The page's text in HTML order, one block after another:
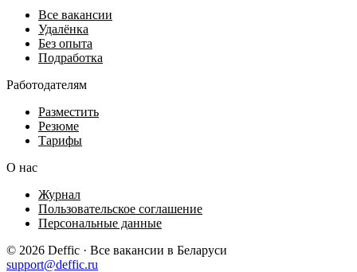
Все вакансии
Удалёнка
Без опыта
Подработка
Работодателям
Разместить
Резюме
Тарифы
О нас
Журнал
Пользовательское соглашение
Персональные данные
© 2026 Deffic · Все вакансии в Беларуси
support@deffic.ru